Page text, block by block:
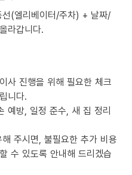
(엘리베이터/주차) + 날짜/
라갑니다.
사 진행을 위해 필요한 체크
니다.
예방, 일정 준수, 새 집 정리
주시면, 불필요한 추가 비용
수 있도록 안내해 드리겠습